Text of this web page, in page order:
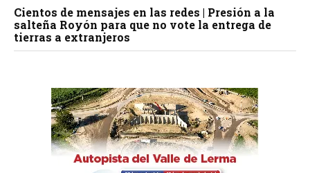
Cientos de mensajes en las redes | Presión a la
salteña Royón para que no vote la entrega de
tierras a extranjeros